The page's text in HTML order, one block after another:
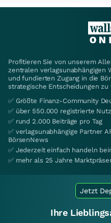
Profitieren Sie von unserem
zentralen
und fundierten Zugang in die
strategische Entscheidungen
✅ Größte Finanz-Community
✅ über 550.000 registrierte
✅ rund 2.000 Beiträge pro Tag
✅ verlagsunabhängige Partner
BörsenNews
✅ Jederzeit einfach handeln
✅ mehr als 25 Jahre
Jetzt
Ihre